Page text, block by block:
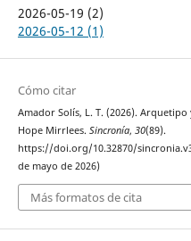
2026-05-19 (2)
2026-05-12 (1)
Cómo citar
Amador Solís, L. T. (2026).
Hope Mirrlees. Sincronía, 30(89).
https://doi.org/10.32870/
de mayo de 2026)
Más formatos de cita